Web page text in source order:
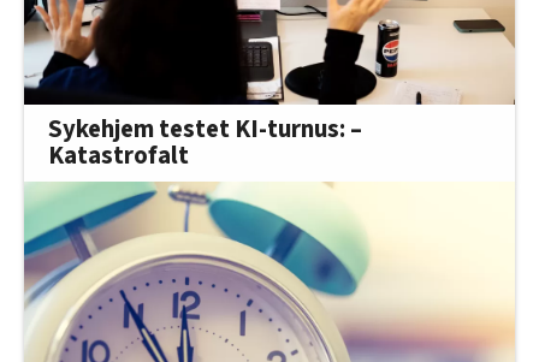
Sykehjem testet KI-turnus: –
Katastrofalt